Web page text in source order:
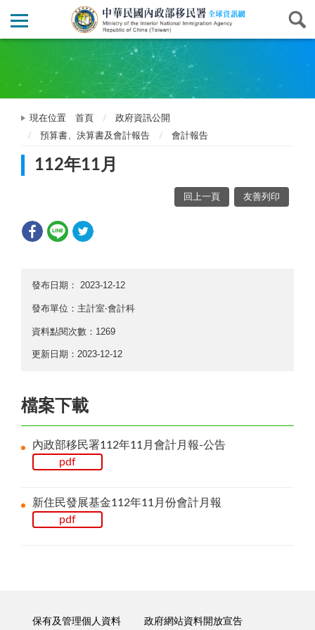
現在位置 首頁
政府資訊公開
預算書、決算書及會計報告
會計報告
112年11月
回上一頁 友善列印
發布日期： 2023-12-12
發布單位：主計室‧會計科
資料點閱次數：1269
更新日期：2023-12-12
檔案下載
內政部移民署112年11月會計月報-公告
pdf
新住民發展基金112年11月份會計月報
pdf
保有及管理個人資料 政府網站資料開放宣告